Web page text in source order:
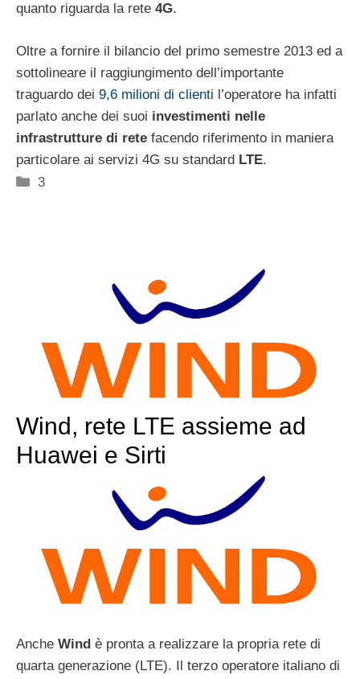
quanto riguarda la rete 4G.
Oltre a fornire il bilancio del primo semestre 2013 ed a
sottolineare il raggiungimento dell’importante
traguardo dei 9,6 milioni di clienti l’operatore ha infatti
parlato anche dei suoi investimenti nelle
infrastrutture di rete facendo riferimento in maniera
particolare ai servizi 4G su standard LTE.
Categorie
3
Wind, rete LTE assieme ad
Huawei e Sirti
Anche Wind è pronta a realizzare la propria rete di
quarta generazione (LTE). Il terzo operatore italiano di